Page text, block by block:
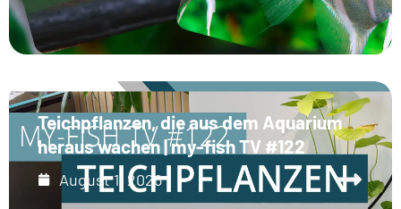
Teichpflanzen, die aus dem Aquarium
heraus wachen | my-fish TV #122
August 1, 2026